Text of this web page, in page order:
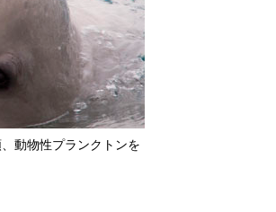
動物性プランクトンを